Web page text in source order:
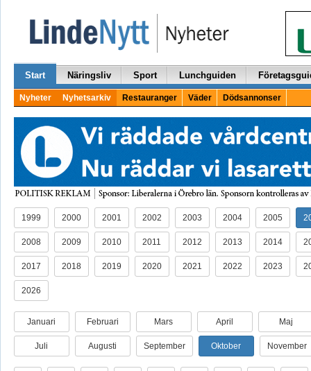
Start Näringsliv Sport Lunchguiden
Nyheter Nyhetsarkiv Restauranger Väder Dödsannonser
1999 2000 2001 2002 2003 2004 2005
2008 2009 2010 2011 2012 2013 2014
2017 2018 2019 2020 2021 2022 2023
2026
Januari Februari Mars April Maj
Juli Augusti September Oktober November